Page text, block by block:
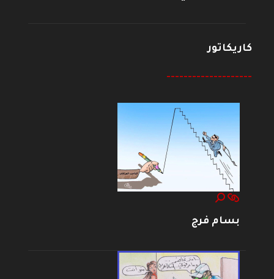
كاريكاتور
--------------------
بسام فرج